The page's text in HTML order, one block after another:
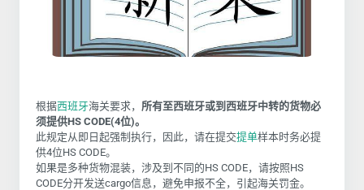
根据西班牙海关要求， 所有至西班牙或到西班牙中转的货物必
须提供HS CODE(4位)。
此规定从即日起强制执行，因此，请在提交提单样本时务必提
供4位HS CODE。
如果是多种货物混装，涉及到不同的HS CODE，请按照HS
CODE分开发送cargo信息，避免申报不全，引起海关罚金。